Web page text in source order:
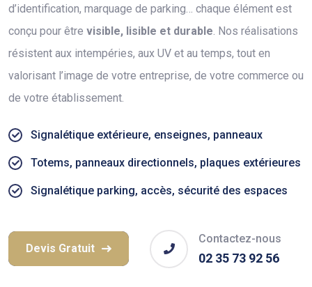
d’identification, marquage de parking… chaque élément est
conçu pour être visible, lisible et durable. Nos réalisations
résistent aux intempéries, aux UV et au temps, tout en
valorisant l’image de votre entreprise, de votre commerce ou
de votre établissement.
Signalétique extérieure, enseignes, panneaux
Totems, panneaux directionnels, plaques extérieures
Signalétique parking, accès, sécurité des espaces
Devis Gratuit
Contactez-nous
02 35 73 92 56